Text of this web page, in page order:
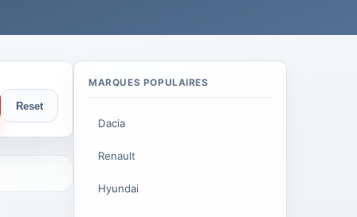
Reset
MARQUES POPULAIRES
Dacia
Renault
Hyundai